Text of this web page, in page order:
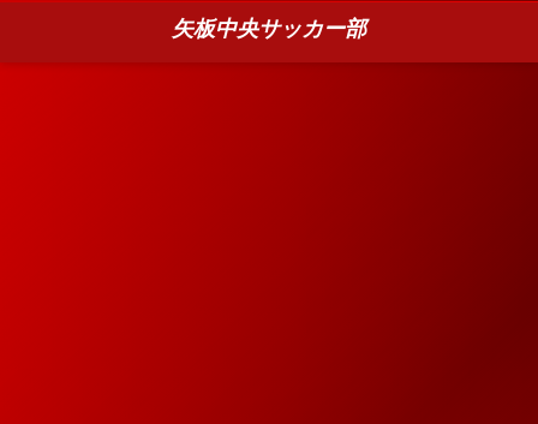
矢板中央サッカー部